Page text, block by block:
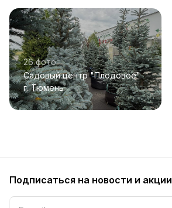
26 фото
Садовый центр "Плодовое"
г. Тюмень
Подписаться на новости и акции